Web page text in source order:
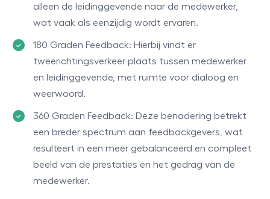
alleen de leidinggevende naar de medewerker,
wat vaak als eenzijdig wordt ervaren.
180 Graden Feedback: Hierbij vindt er
tweerichtingsverkeer plaats tussen medewerker
en leidinggevende, met ruimte voor dialoog en
weerwoord.
360 Graden Feedback: Deze benadering betrekt
een breder spectrum aan feedbackgevers, wat
resulteert in een meer gebalanceerd en compleet
beeld van de prestaties en het gedrag van de
medewerker.